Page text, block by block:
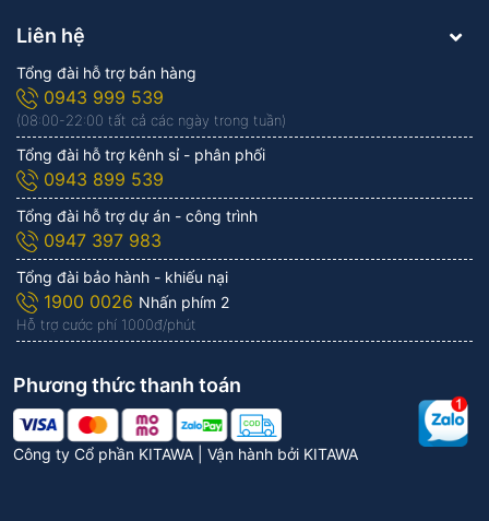
Liên hệ
Tổng đài hỗ trợ bán hàng
0943 999 539
(08:00-22:00 tất cả các ngày trong tuần)
Tổng đài hỗ trợ kênh sỉ - phân phối
0943 899 539
Tổng đài hỗ trợ dự án - công trình
0947 397 983
Tổng đài bảo hành - khiếu nại
1900 0026 Nhấn phím 2
Hỗ trợ cước phí 1.000đ/phút
Công ty Cổ phần KITAWA | Vận hành bởi KITAWA
Phương thức thanh toán